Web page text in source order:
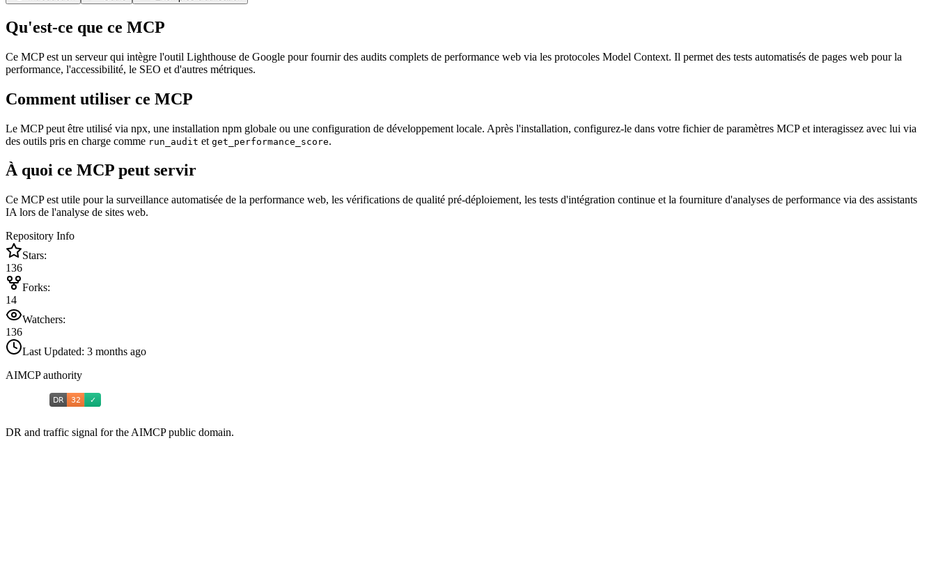
Qu'est-ce que ce MCP
Ce MCP est un serveur qui intègre l'outil Lighthouse de Google pour fournir des audits complets de performance web via les protocoles Model Context. Il permet des tests automatisés de pages web pour la
performance, l'accessibilité, le SEO et d'autres métriques.
Comment utiliser ce MCP
Le MCP peut être utilisé via npx, une installation npm globale ou une configuration de développement locale. Après l'installation, configurez-le dans votre fichier de paramètres MCP et interagissez avec lui via
des outils pris en charge comme run_audit et get_performance_score.
À quoi ce MCP peut servir
Ce MCP est utile pour la surveillance automatisée de la performance web, les vérifications de qualité pré-déploiement, les tests d'intégration continue et la fourniture d'analyses de performance via des assistants
IA lors de l'analyse de sites web.
Repository Info
Stars:
136
Forks:
14
Watchers:
136
Last Updated: 3 months ago
AIMCP authority
DR and traffic signal for the AIMCP public domain.